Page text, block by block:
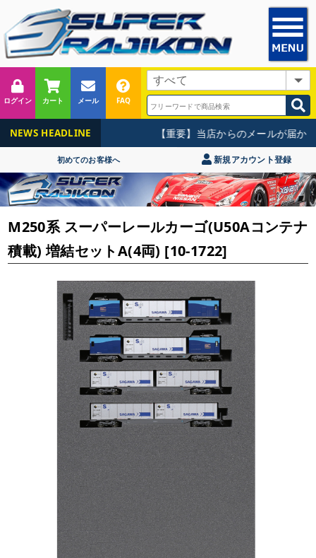
ログイン カート メール FAQ
NEWS HEADLINE 【重要】当店からのメールが届かな
初めてのお客様へ 新規アカウント登録
M250系 スーパーレールカーゴ(U50Aコンテナ
積載) 増結セットA(4両) [10-1722]